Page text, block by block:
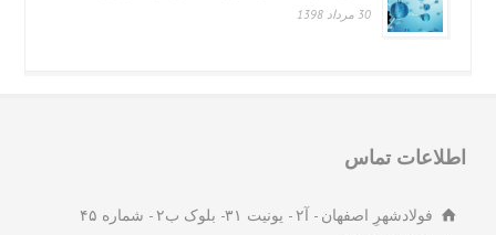
30 مرداد 1398
تماس
فولادشهرِ اصفهان - آ۲ - یونیت ۳۱- بلوک ب۲ - شماره ۴۵